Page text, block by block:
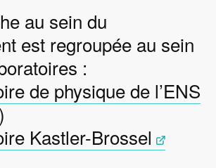
au sein du
est regroupée au sein
:
de physique de l’ENS
Kastler-Brossel